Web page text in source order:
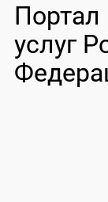
Портал
услуг